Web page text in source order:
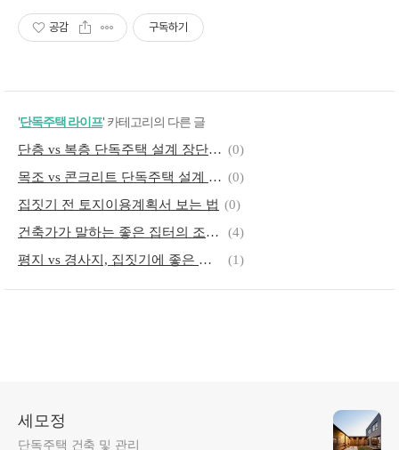
공감 구독하기
'단독주택 라이프' 카테고리의 다른 글
단층 vs 복층 단독주택 설계 장단점 (단층, 복층, 고려 요소) (0)
목조 vs 콘크리트 단독주택 설계 비교 (목조, 콘크리트, 고려 요소) (0)
집짓기 전 토지이용계획서 보는 법 (0)
건축가가 말하는 좋은 집터의 조건 (자연 조건, 생활 편의, 장기적 안목)
(4)
평지 vs 경사지, 집짓기에 좋은 지형은?
(1)
세모정
단독주택 건축 및 관리